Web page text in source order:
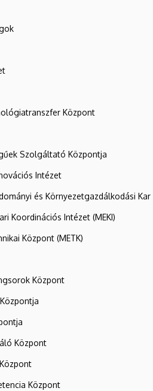
Központ
Szolgáltató Központja
Intézet
és Környezetgazdálkodási Kar
Koordinációs Intézet (MEKI)
Központ (METK)
Központ
Központ
Központ